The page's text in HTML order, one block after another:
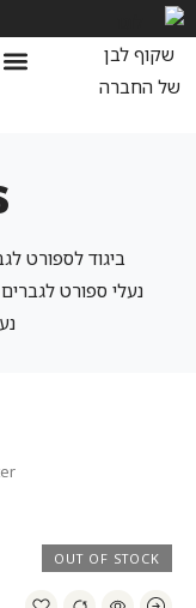
ביגוד לספורט
נעלי ספורט לגברים
OUT OF STOCK